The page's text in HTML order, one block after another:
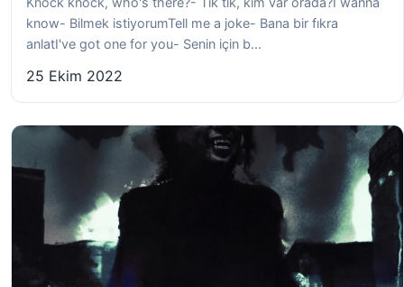
know- Bilmek istiyorumTell me a joke- Bana bir fıkra
anlatI've got one for you- Senin için b...
25 Ekim 2022